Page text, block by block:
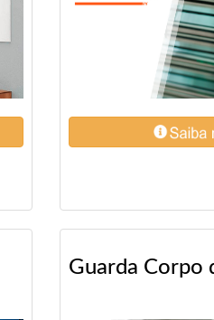
Guarda Corpo